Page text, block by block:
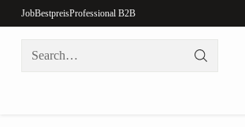
JobBestpreisProfessional B2B
Search…